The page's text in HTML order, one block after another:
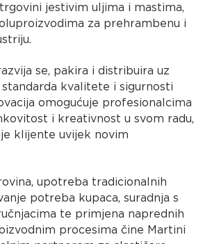
jestivim uljima i mastima,
za prehrambenu i
se, pakira i distribuira uz
kvalitete i sigurnosti
omogućuje profesionalcima
i kreativnost u svom radu,
klijente uvijek novim
upotreba tradicionalnih
potreba kupaca, suradnja s
te primjena naprednih
procesima čine Martini